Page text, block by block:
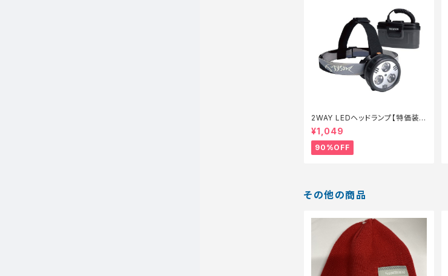
2WAY LEDヘッドランプ【特価装
備】【90】
¥1,049
90%OFF
その他の商品